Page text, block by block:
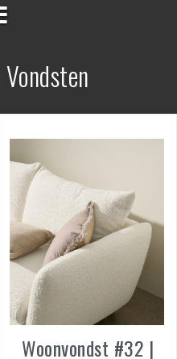
Vondsten
Woonvondst #32 |